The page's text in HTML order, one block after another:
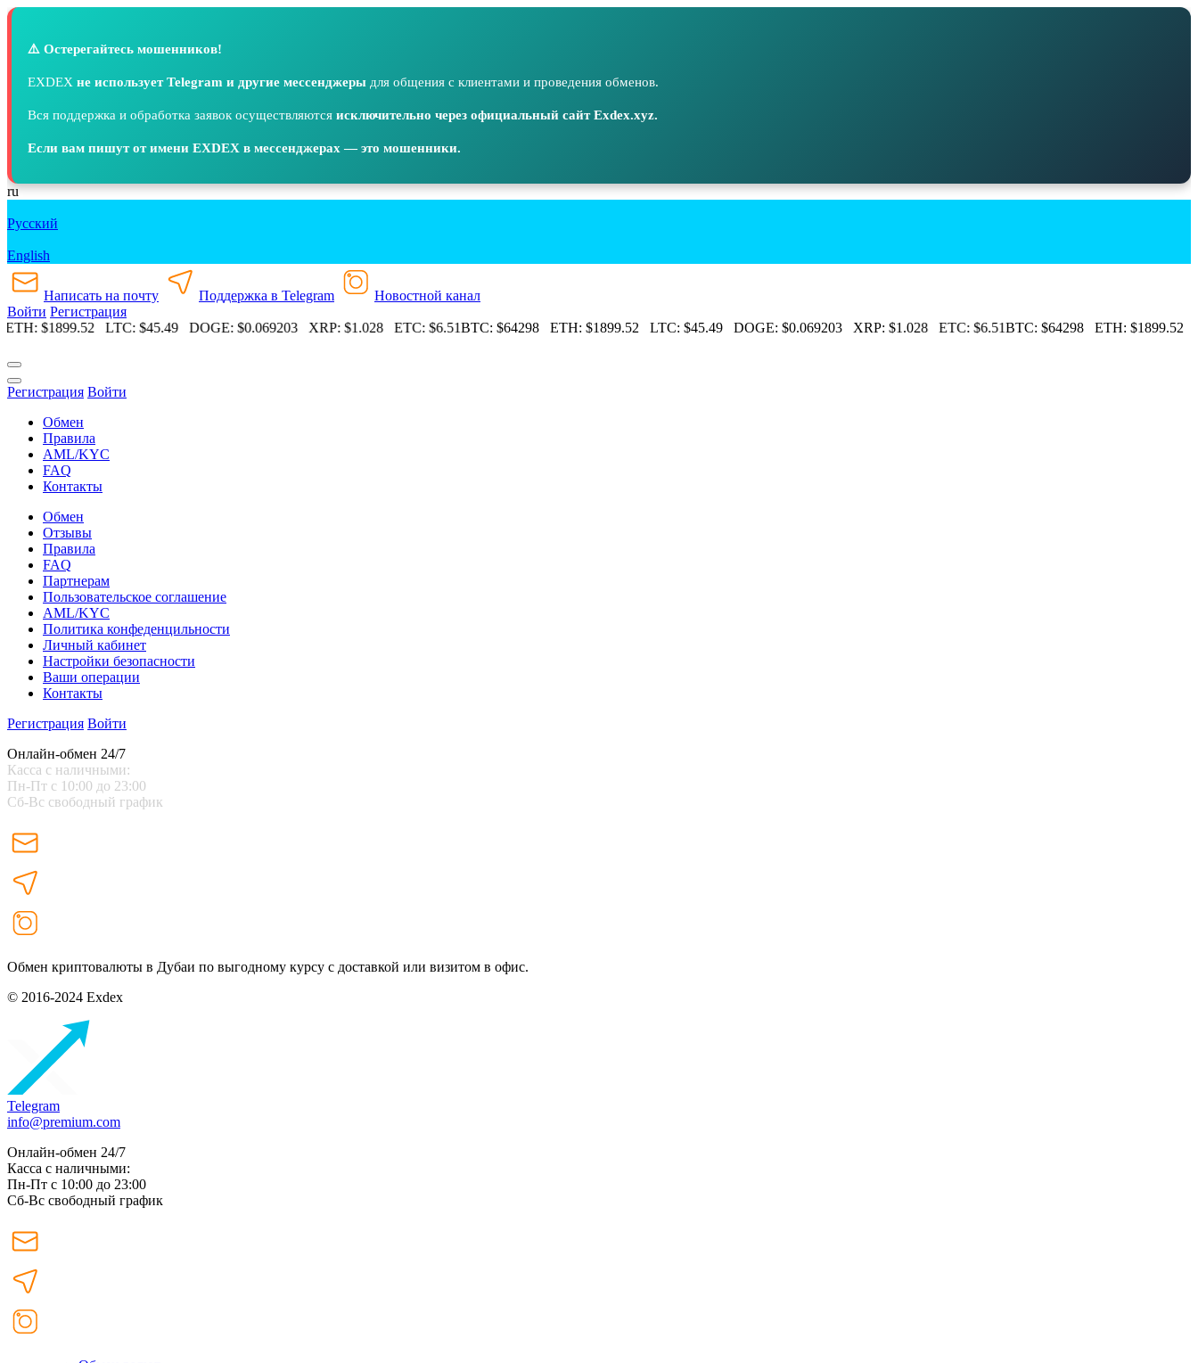
⚠️ Остерегайтесь мошенников!
EXDEX не использует Telegram и другие мессенджеры для общения с клиентами и проведения обменов.
Вся поддержка и обработка заявок осуществляются исключительно через официальный сайт Exdex.xyz.
Если вам пишут от имени EXDEX в мессенджерах — это мошенники.
ru
Русский
English
Написать на почту Поддержка в Telegram
Новостной канал
Войти Регистрация
$1899.52 LTC:$45.49 DOGE:$0.069203 XRP:$1.028 ETC:$6.51BTC:$64298 ETH:$1899.52 LTC:$45.49 DOGE:$0.069203 XRP:$1.028 ETC:$6.51BTC:$64298 ETH:$1899.52
Регистрация Войти
Обмен
Правила
AML/KYC
FAQ
Контакты
Обмен
Отзывы
Правила
FAQ
Партнерам
Пользовательское соглашение
AML/KYC
Политика конфеденцильности
Личный кабинет
Настройки безопасности
Ваши операции
Контакты
Регистрация Войти
Онлайн-обмен 24/7
Касса с наличными:
Пн-Пт с 10:00 до 23:00
Сб-Вс свободный график
Обмен криптовалюты в Дубаи по выгодному курсу с доставкой или визитом в офис.
© 2016-2024 Exdex
Telegram
info@premium.com
Онлайн-обмен 24/7
Касса с наличными:
Пн-Пт с 10:00 до 23:00
Сб-Вс свободный график